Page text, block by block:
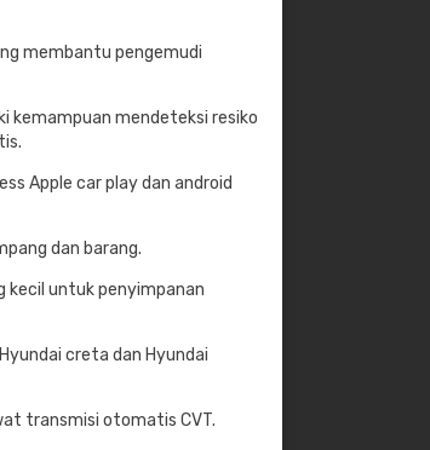
membantu pengemudi
kemampuan mendeteksi resiko
Apple car play dan android
dan barang.
kecil untuk penyimpanan
creta dan Hyundai
transmisi otomatis CVT.